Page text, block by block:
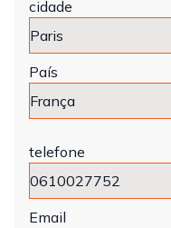
cidade
País
telefone
Email